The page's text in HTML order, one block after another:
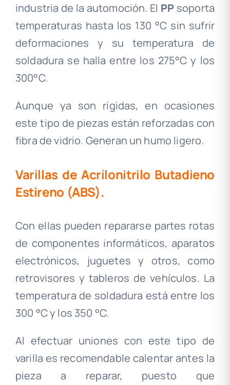
industria de la automoción. El PP soporta
temperaturas hasta los 130 °C sin sufrir
deformaciones y su temperatura de
soldadura se halla entre los 275°C y los
300°C.
Aunque ya son rígidas, en ocasiones
este tipo de piezas están reforzadas con
fibra de vidrio. Generan un humo ligero.
Varillas de Acrilonitrilo Butadieno
Estireno (ABS).
Con ellas pueden repararse partes rotas
de componentes informáticos, aparatos
electrónicos, juguetes y otros, como
retrovisores y tableros de vehículos. La
temperatura de soldadura está entre los
300 °C y los 350 °C.
Al efectuar uniones con este tipo de
varilla es recomendable calentar antes la
pieza a reparar, puesto que